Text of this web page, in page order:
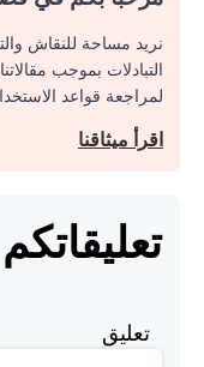
نريد مساحة للنقاش
التبادلات بموجب
لمراجعة قواعد
اقرأ ميثاقنا
تعليقاتكم
تعليق